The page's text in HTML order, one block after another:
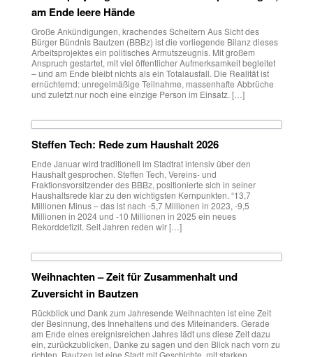
am Ende leere Hände
Große Ankündigungen, krachendes Scheitern Aus Sicht des
Bürger Bündnis Bautzen (BBBz) ist die vorliegende Bilanz dieses
Arbeitsprojektes ein politisches Armutszeugnis. Mit großem
Anspruch gestartet, mit viel öffentlicher Aufmerksamkeit begleitet
– und am Ende bleibt nichts als ein Totalausfall. Die Realität ist
ernüchternd: unregelmäßige Teilnahme, massenhafte Abbrüche
und zuletzt nur noch eine einzige Person im Einsatz. […]
Steffen Tech: Rede zum Haushalt 2026
Ende Januar wird traditionell im Stadtrat intensiv über den
Haushalt gesprochen. Steffen Tech, Vereins- und
Fraktionsvorsitzender des BBBz, positionierte sich in seiner
Haushaltsrede klar zu den wichtigsten Kernpunkten. “13,7
Millionen Minus – das ist nach -5,7 Millionen in 2023, -9,5
Millionen in 2024 und -10 Millionen in 2025 ein neues
Rekorddefizit. Seit Jahren reden wir […]
Weihnachten – Zeit für Zusammenhalt und
Zuversicht in Bautzen
Rückblick und Dank zum Jahresende Weihnachten ist eine Zeit
der Besinnung, des Innehaltens und des Miteinanders. Gerade
am Ende eines ereignisreichen Jahres lädt uns diese Zeit dazu
ein, zurückzublicken, Danke zu sagen und den Blick nach vorn zu
richten. Bautzen ist eine Stadt mit Geschichte, mit starken